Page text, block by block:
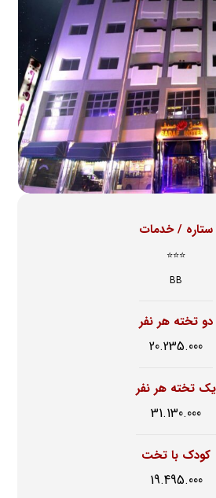
ستاره / خدمات
⭐⭐⭐
BB
دو تخته هر نفر
20.235.000
یک تخته هر نفر
31.130.000
کودک با تخت
19.495.000